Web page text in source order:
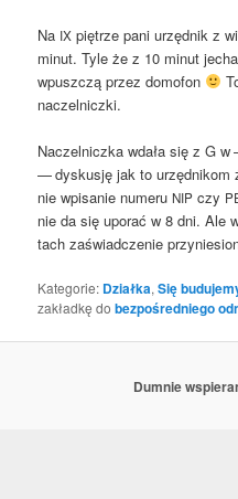
Na IX pię­trze pani urzęd­nik z
minut. Tyle że z 10 minut
wpusz­czą przez domo­fon
naczelniczki.
Naczel­nicz­ka wda­ła się z G
— dys­ku­sję jak to urzęd­ni­kom
nie wpi­sa­nie nume­ruNIP czy
nie da się upo­rać w 8 dni. Ale
tach zaświad­cze­nie
Kategorie: Działka,Się
zakładkę dobezpośredniego
Dumnie